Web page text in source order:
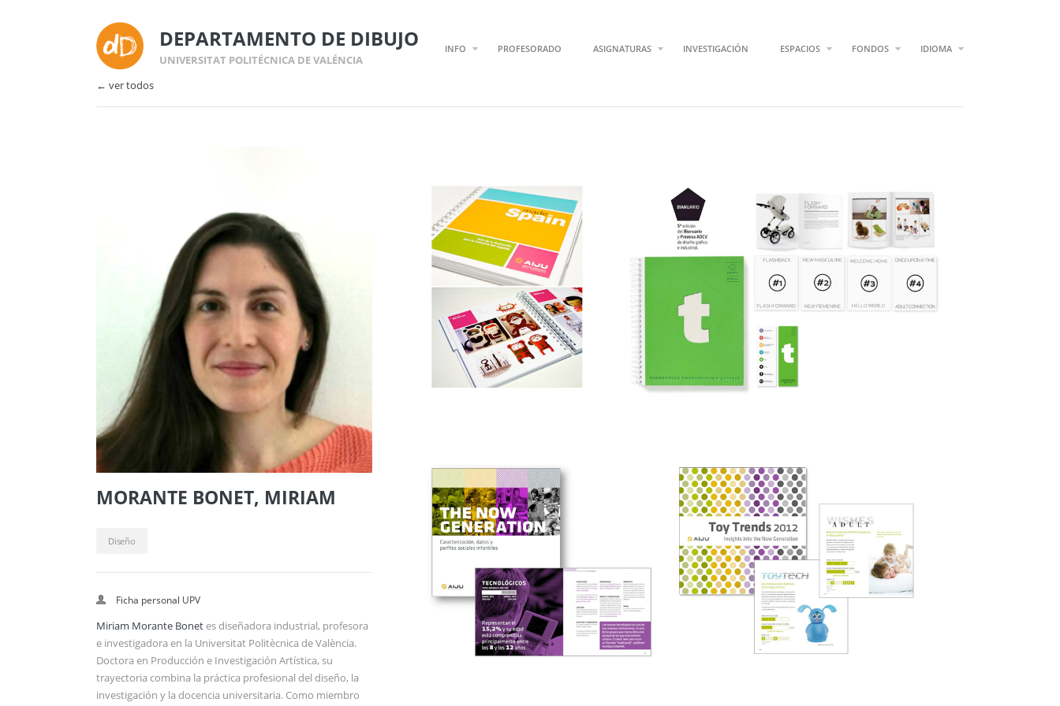
DEPARTAMENTO DE DIBUJO
UNIVERSITAT POLITÉCNICA DE VALÉNCIA
INFO PROFESORADO ASIGNATURAS INVESTIGACIÓN ESPACIOS FONDOS IDIOMA
← ver todos
MORANTE BONET, MIRIAM
Diseño
Ficha personal UPV
Miriam Morante Bonetes diseñadora industrial, profesora
e investigadora en la Universitat Politècnica de València.
Doctora en Producción e Investigación Artística, su
trayectoria combina la práctica profesional del diseño, la
investigación y la docencia universitaria. Como miembro